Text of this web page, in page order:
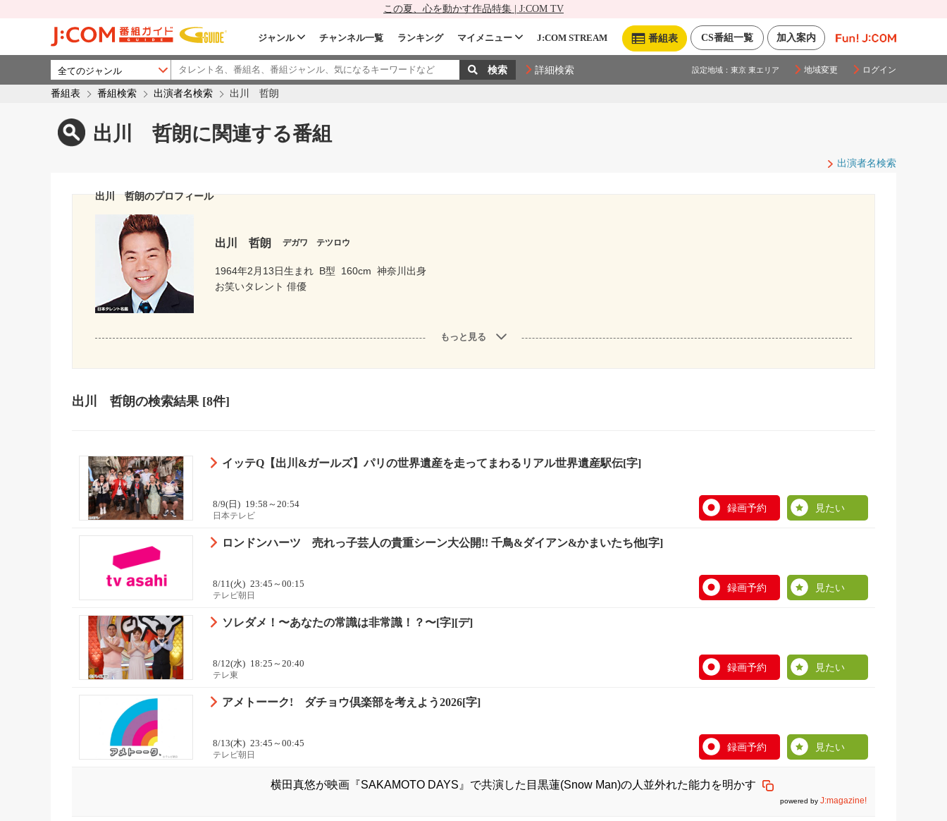
この夏、心を動かす作品特集 | J:COM TV
加入案内
CS番組一覧
番組表
ジャンル チャンネル一覧 ランキング マイメニュー J:COM STREAM
詳細検索 設定地域： 東京 東エリア 地域変更 ログイン
番組表 番組検索 出演者名検索 出川 哲朗
出川 哲朗に関連する番組
出演者名検索
出川 哲朗のプロフィール
出川 哲朗 デガワ テツロウ
1964年2月13日生まれ B型 160cm 神奈川出身
お笑いタレント 俳優
もっと見る
出川 哲朗の検索結果 [8件]
イッテQ【出川&ガールズ】パリの世界遺産を走ってまわるリアル世界遺産駅伝[字]
8/9(日) 19:58～20:54
日本テレビ
録画予約 見たい
ロンドンハーツ 売れっ子芸人の貴重シーン大公開!! 千鳥&ダイアン&かまいたち他[字]
8/11(火) 23:45～00:15
テレビ朝日
録画予約 見たい
ソレダメ！〜あなたの常識は非常識！？〜[字][デ]
8/12(水) 18:25～20:40
テレ東
録画予約 見たい
アメトーーク! ダチョウ倶楽部を考えよう2026[字]
8/13(木) 23:45～00:45
テレビ朝日
録画予約 見たい
横田真悠が映画『SAKAMOTO DAYS』で共演した目黒蓮(Snow Man)の人並外れた能力を明かす
powered by J:magazine!